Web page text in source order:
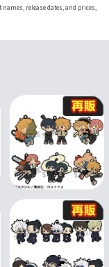
release dates, and prices,